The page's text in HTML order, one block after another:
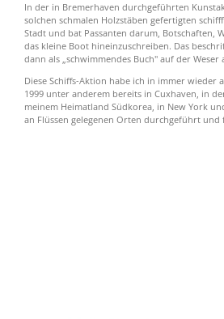
In der in Bremerhaven durchgeführten
solchen schmalen Holzstäben gefertigten
Stadt und bat Passanten darum, Botschaften,
das kleine Boot hineinzuschreiben. Das
dann als „schwimmendes Buch" auf der Weser
Diese Schiffs-Aktion habe ich in immer wieder
1999 unter anderem bereits in Cuxhaven, in
meinem Heimatland Südkorea, in New York
an Flüssen gelegenen Orten durchgeführt